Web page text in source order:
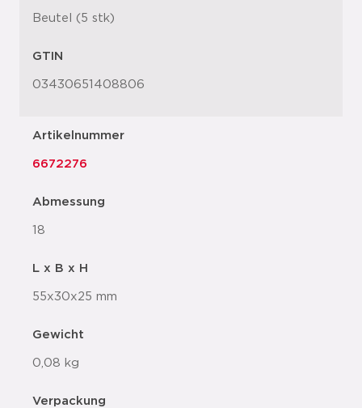
Beutel (5 stk)
GTIN
03430651408806
Artikelnummer
6672276
Abmessung
18
L x B x H
55x30x25 mm
Gewicht
0,08 kg
Verpackung